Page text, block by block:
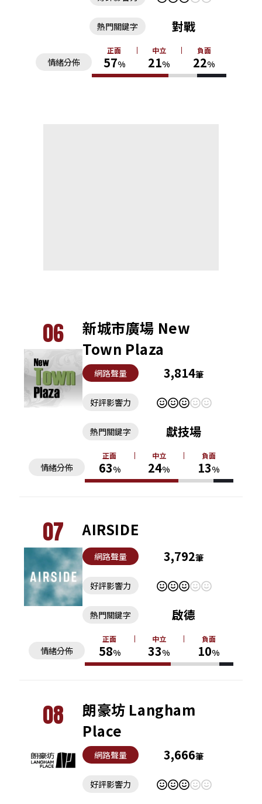
情緒分佈
正面
57%
中立
21%
負面
22%
熱門關鍵字 對戰
06
新城市廣場 New
Town Plaza
網路聲量 3,814筆
好評影響力
情緒分佈
正面
63%
中立
24%
負面
13%
熱門關鍵字 獻技場
07 AIRSIDE
網路聲量 3,792筆
好評影響力
情緒分佈
正面
58%
中立
33%
負面
10%
熱門關鍵字 啟德
08
朗豪坊 Langham
Place
網路聲量 3,666筆
好評影響力